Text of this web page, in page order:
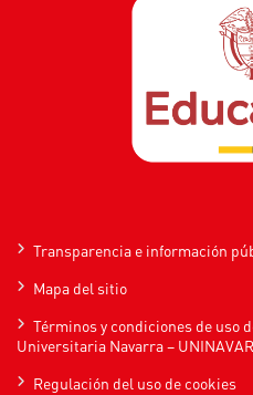
Transparencia e información
Mapa del sitio
Términos y condiciones de uso
Universitaria Navarra –
Regulación del uso de cookies